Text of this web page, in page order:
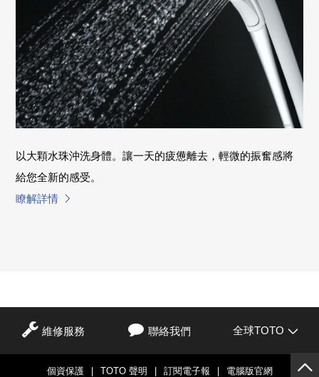
以大顆水珠沖洗身體。讓一天的疲憊離去，輕微的振奮感將
給您全新的感受。
瞭解詳情
維修服務 聯絡我們 全球TOTO
個資保護 TOTO 聲明 訂閱電子報 電腦版官網